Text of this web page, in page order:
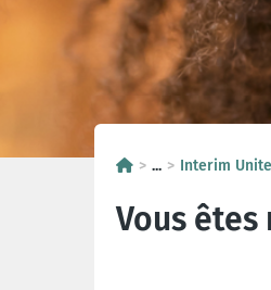
... Interim
Vous